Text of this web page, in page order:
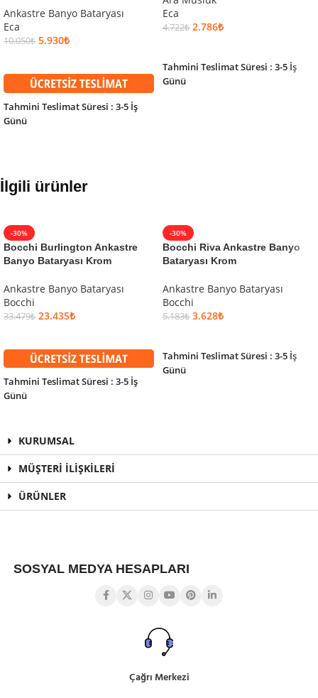
Ankastre Banyo Bataryası
Eca
10.050₺ 5.930₺
Tahmini Teslimat Süresi : 3-5 İş
Günü
Eca
4.722₺ 2.786₺
Tahmini Teslimat Süresi : 3-5 İş
Günü
İlgili ürünler
-30%
Bocchi Burlington Ankastre
Banyo Bataryası Krom
Ankastre Banyo Bataryası
Bocchi
33.479₺ 23.435₺
Tahmini Teslimat Süresi : 3-5 İş
Günü
-30%
Bocchi Riva Ankastre Banyo
Bataryası Krom
Ankastre Banyo Bataryası
Bocchi
5.183₺ 3.628₺
Tahmini Teslimat Süresi : 3-5 İş
Günü
KURUMSAL
MÜŞTERİ İLİŞKİLERİ
ÜRÜNLER
SOSYAL MEDYA HESAPLARI
Çağrı Merkezi